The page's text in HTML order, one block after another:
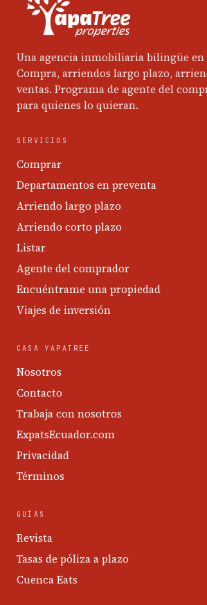
Una agencia inmobiliaria bilingüe en
Compra, arriendos largo plazo,
ventas. Programa de agente del
para quienes lo quieran.
SERVICIOS
Comprar
Departamentos en preventa
Arriendo largo plazo
Arriendo corto plazo
Listar
Agente del comprador
Encuéntrame una propiedad
Viajes de inversión
CASA YAPATREE
Nosotros
Contacto
Trabaja con nosotros
ExpatsEcuador.com
Privacidad
Términos
GUÍAS
Revista
Tasas de póliza a plazo
Cuenca Eats